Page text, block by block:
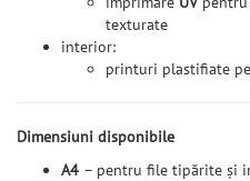
texturate
interior:
printuri plastifiate
Dimensiuni disponibile
A4 – pentru file tipărite și